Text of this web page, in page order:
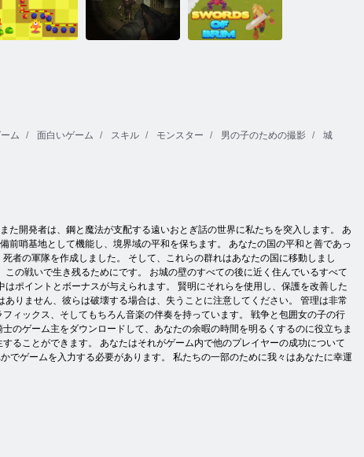
Vampirizatsiya
ム 面白いゲーム スキル モンスター 男の子のための撮影
城
開発者は、鋼と魔法が支配する遠いおとぎ話の世界に私たちを突入します。 あ
哨基地として機能し、境界域の平和を保ちます。 あなたの国の平和と善であっ
者の軍隊を作成しました。 そして、これらの群れはあなたの国に移動しまし
の戦いで生き残るためにです。 お城の壁のすべての後に近く住んでいるすべて
ポイントとボーナスが与えられます。 賢明にそれらを使用し、保護を改善した
りません、彼らは破壊する場合は、失うことに注意してください。 管理は非常
ィックス、そしてもちろん音楽の伴奏を持っています。 戦争と包囲女の子の行
のゲーム主をダウンロードして、あなたの余暇の時間を明るくするのに役立ちま
ることができます。 あなたはそれがゲーム内で他のプレイヤーの成功について
ゲームを入力する必要があります。 私たちの一部のために我々はあなたに幸運